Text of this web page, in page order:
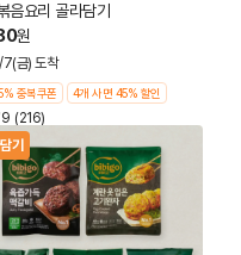
음요리 골라담기
원
금) 도착
중복쿠폰 4개 사면 45% 할인
(216)
기